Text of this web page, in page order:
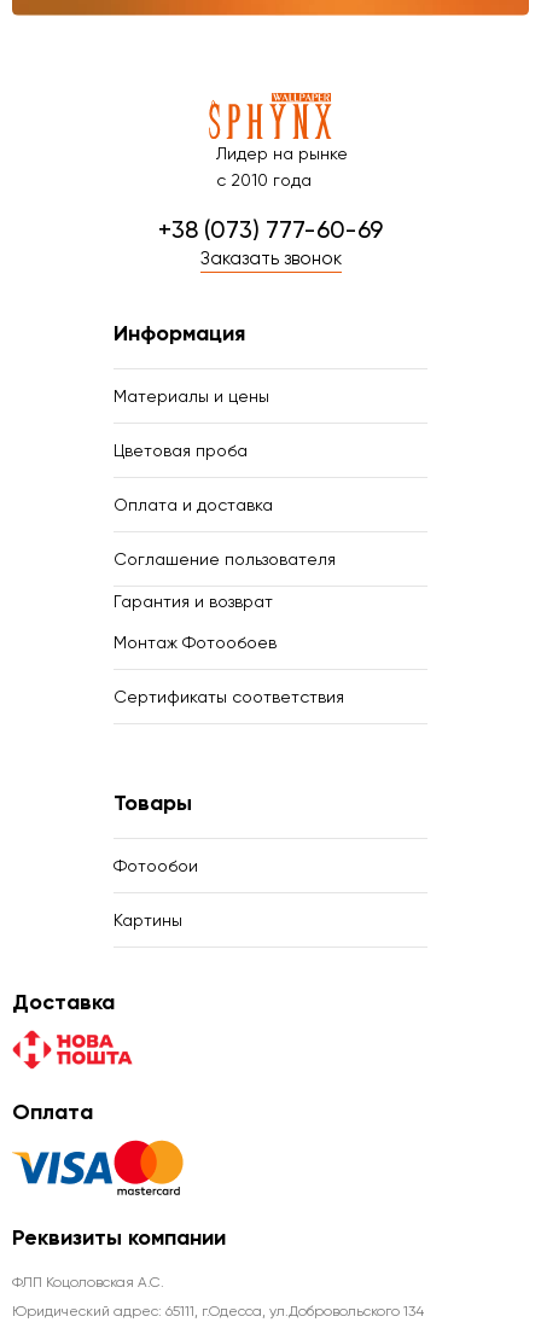
Лидер на рынке
с 2010 года
+38 (073) 777-60-69
Заказать звонок
Информация
Материалы и цены
Цветовая проба
Оплата и доставка
Соглашение пользователя
Гарантия и возврат
Монтаж Фотообоев
Сертификаты соответствия
Товары
Фотообои
Картины
Доставка
Оплата
Реквизиты компании
ФЛП Коцоловская А.С.
Юридический адрес: 65111, г.Одесса, ул.Добровольского 134